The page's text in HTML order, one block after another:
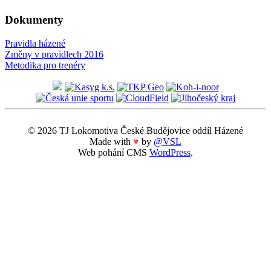
Dokumenty
Pravidla házené
Změny v pravidlech 2016
Metodika pro trenéry
© 2026 TJ Lokomotiva České Budějovice oddíl Házené
Made with ♥ by @VSL
Web pohání CMS WordPress.